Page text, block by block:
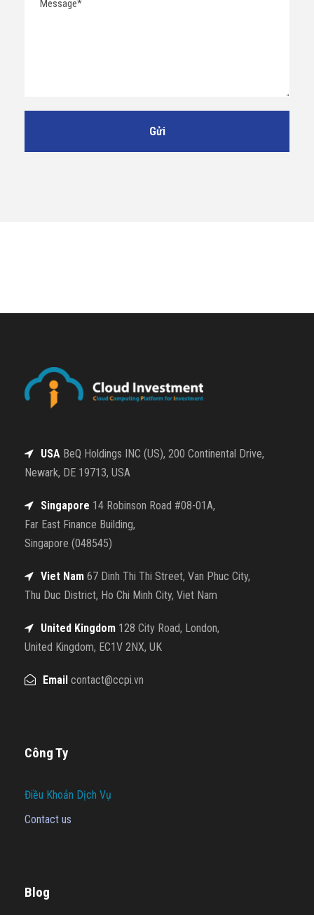
USA BeQ Holdings INC (US), 200 Continental Drive,
Newark, DE 19713, USA
Singapore 14 Robinson Road #08-01A,
Far East Finance Building,
Singapore (048545)
Viet Nam 67 Dinh Thi Thi Street, Van Phuc City,
Thu Duc District, Ho Chi Minh City, Viet Nam
United Kingdom 128 City Road, London,
United Kingdom, EC1V 2NX, UK
Email contact@ccpi.vn
Công Ty
Điều Khoản Dịch Vụ
Contact us
Blog